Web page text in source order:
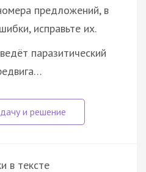
предложений, в
исправьте их.
паразитический
в тексте